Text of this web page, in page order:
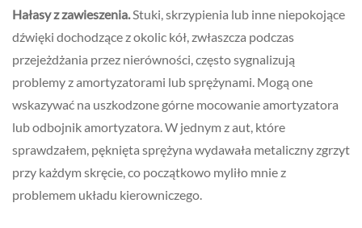
Hałasy z zawieszenia. Stuki, skrzypienia lub inne niepokojące
dźwięki dochodzące z okolic kół, zwłaszcza podczas
przejeżdżania przez nierówności, często sygnalizują
problemy z amortyzatorami lub sprężynami. Mogą one
wskazywać na uszkodzone górne mocowanie amortyzatora
lub odbojnik amortyzatora. W jednym z aut, które
sprawdzałem, pęknięta sprężyna wydawała metaliczny zgrzyt
przy każdym skręcie, co początkowo myliło mnie z
problemem układu kierowniczego.